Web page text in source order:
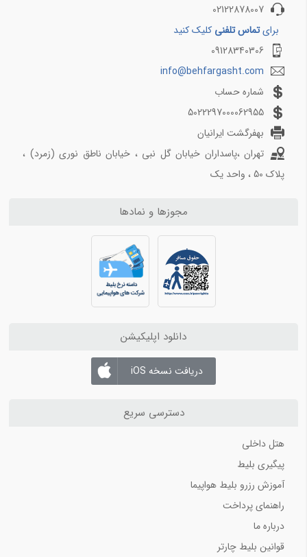
بلیط هواپیما شیراز به مشهد
02122878007
برایتماس تلفنی کلیک کنید
09128340306
info@behfargasht.com
شماره حساب
5022297000062955
بهفرگشت ایرانیان
تهران ،پاسداران خیابان گل نبی ، خیابان ناطق نوری (زمرد) ،
پلاک 50 ، واحد یک
مجوزها و نمادها
دانلود اپلیکیشن
دریافت نسخه iOS
دسترسی سریع
هتل داخلی
پیگیری بلیط
آموزش رزرو بلیط هواپیما
راهنمای پرداخت
درباره ما
قوانین بلیط چارتر